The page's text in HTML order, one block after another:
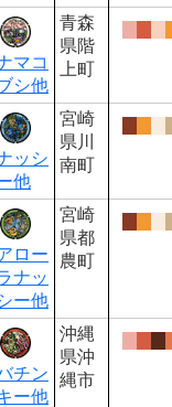
マコ
シ他
青森
県階
上町
ッシ
他
宮崎
県川
南町
ロー
ナッ
ー他
宮崎
県都
農町
チン
ー他
沖縄
県沖
縄市